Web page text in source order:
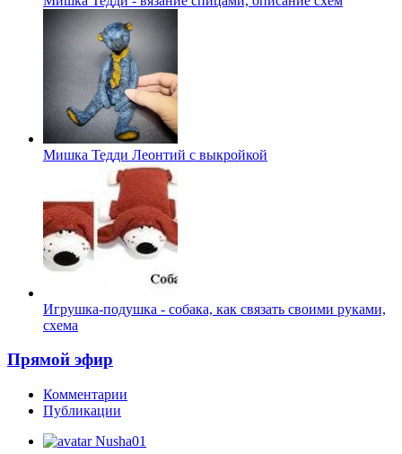
Мишка Тедди Леонтий с выкройкой
Игрушка-подушка - собака, как связать своими руками,
схема
Прямой эфир
Комментарии
Публикации
Nusha01